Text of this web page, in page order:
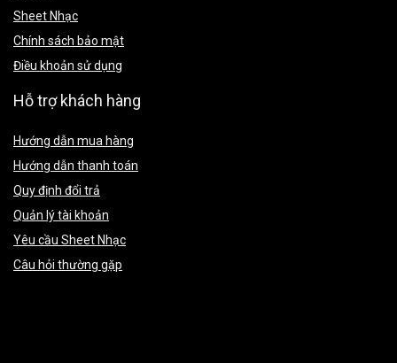
Sheet Nhạc
Chính sách bảo mật
Điều khoản sử dụng
Hỗ trợ khách hàng
Hướng dẫn mua hàng
Hướng dẫn thanh toán
Quy định đổi trả
Quản lý tài khoản
Yêu cầu Sheet Nhạc
Câu hỏi thường gặp